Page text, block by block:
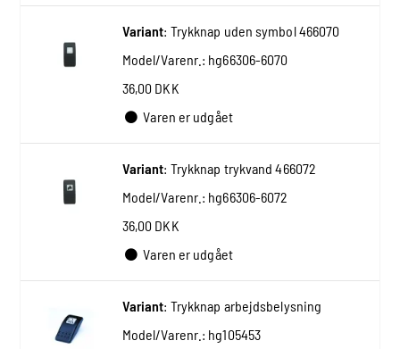
Variant: Trykknap uden symbol 466070
Model/Varenr.: hg66306-6070
36,00 DKK
Varen er udgået
Variant: Trykknap trykvand 466072
Model/Varenr.: hg66306-6072
36,00 DKK
Varen er udgået
Variant: Trykknap arbejdsbelysning
Model/Varenr.: hg105453